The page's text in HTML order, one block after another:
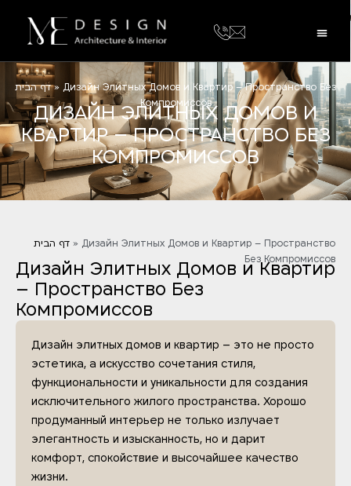
דף הבית» Дизайн Элитных Домов и Квартир – Пространство Без
Компромиссов
ДИЗАЙН ЭЛИТНЫХ ДОМОВ И
КВАРТИР – ПРОСТРАНСТВО БЕЗ
КОМПРОМИССОВ
דף הבית » Дизайн Элитных Домов и Квартир – Пространство
Без Компромиссов
Дизайн Элитных Домов и Квартир
– Пространство Без
Компромиссов
Дизайн элитных домов и квартир – это не просто
эстетика, а искусство сочетания стиля,
функциональности и уникальности для создания
исключительного жилого пространства. Хорошо
продуманный интерьер не только излучает
элегантность и изысканность, но и дарит
комфорт, спокойствие и высочайшее качество
жизни.